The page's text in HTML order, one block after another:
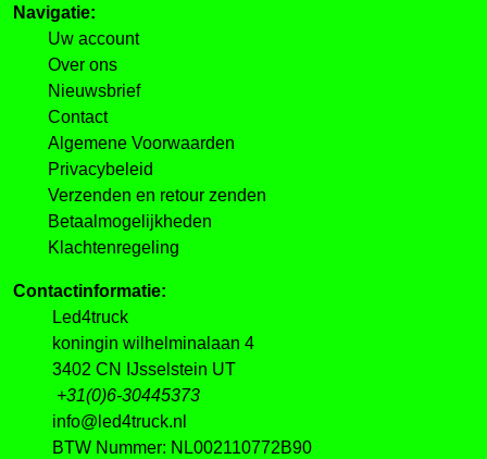
Navigatie:
Uw account
Over ons
Nieuwsbrief
Contact
Algemene Voorwaarden
Privacybeleid
Verzenden en retour zenden
Betaalmogelijkheden
Klachtenregeling
Contactinformatie:
Led4truck
koningin wilhelminalaan 4
3402 CN IJsselstein UT
+31(0)6-30445373
info@led4truck.nl
BTW Nummer: NL002110772B90